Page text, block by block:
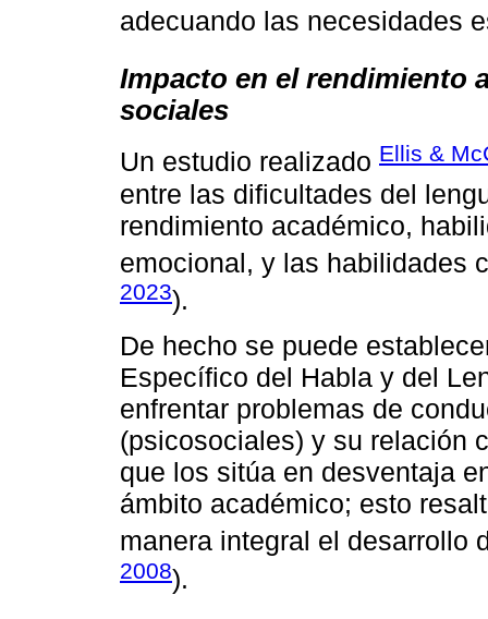
adecuando las necesidades
Impacto en el rendimiento
sociales
Un estudio realizado Ellis &
entre las dificultades del
rendimiento académico,
emocional, y las habilidades
2023).
De hecho se puede
Específico del Habla y del
enfrentar problemas de
(psicosociales) y su relación
que los sitúa en desventaja
ámbito académico; esto
manera integral el desarrollo
2008).